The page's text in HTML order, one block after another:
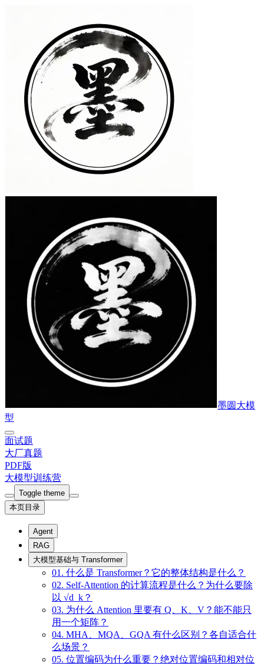
墨圆大模
型
面试题
大厂真题
PDF版
大模型训练营
Toggle theme
本页目录
Agent
RAG
大模型基础与 Transformer
01. 什么是 Transformer？它的整体结构是什么？
02. Self-Attention 的计算流程是什么？为什么要除
以 √d_k？
03. 为什么 Attention 里要有 Q、K、V？能不能只
用一个矩阵？
04. MHA、MQA、GQA 有什么区别？各自适合什
么场景？
05. 位置编码为什么重要？绝对位置编码和相对位